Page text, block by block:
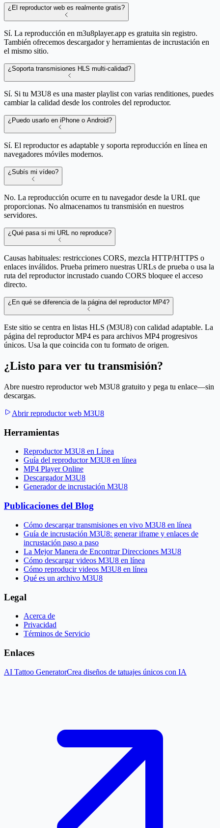
¿El reproductor web es realmente gratis?
Sí. La reproducción en m3u8player.app es gratuita sin registro.
También ofrecemos descargador y herramientas de incrustación en
el mismo sitio.
¿Soporta transmisiones HLS multi-calidad?
Sí. Si tu M3U8 es una master playlist con varias renditiones, puedes
cambiar la calidad desde los controles del reproductor.
¿Puedo usarlo en iPhone o Android?
Sí. El reproductor es adaptable y soporta reproducción en línea en
navegadores móviles modernos.
¿Subís mi vídeo?
No. La reproducción ocurre en tu navegador desde la URL que
proporcionas. No almacenamos tu transmisión en nuestros
servidores.
¿Qué pasa si mi URL no reproduce?
Causas habituales: restricciones CORS, mezcla HTTP/HTTPS o
enlaces inválidos. Prueba primero nuestras URLs de prueba o usa la
ruta del reproductor incrustado cuando CORS bloquee el acceso
directo.
¿En qué se diferencia de la página del reproductor MP4?
Este sitio se centra en listas HLS (M3U8) con calidad adaptable. La
página del reproductor MP4 es para archivos MP4 progresivos
únicos. Usa la que coincida con tu formato de origen.
¿Listo para ver tu transmisión?
Abre nuestro reproductor web M3U8 gratuito y pega tu enlace—sin
descargas.
Abrir reproductor web M3U8
Herramientas
Reproductor M3U8 en Línea
Guía del reproductor M3U8 en línea
MP4 Player Online
Descargador M3U8
Generador de incrustación M3U8
Publicaciones del Blog
Cómo descargar transmisiones en vivo M3U8 en línea
Guía de incrustación M3U8: generar iframe y enlaces de
incrustación paso a paso
La Mejor Manera de Encontrar Direcciones M3U8
Cómo descargar videos M3U8 en línea
Cómo reproducir videos M3U8 en línea
Qué es un archivo M3U8
Legal
Acerca de
Privacidad
Términos de Servicio
Enlaces
AI Tattoo GeneratorCrea diseños de tatuajes únicos con IA